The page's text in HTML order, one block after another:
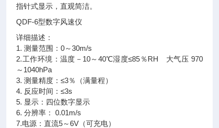
指针式显示，直观简洁。
QDF-6型数字风速仪
详细描述：
1. 测量范围：0～30m/s
2.工作环境：温度－10～40℃湿度≤85％RH 大气压 970
～1040hPa
3. 测量精度：≤3％（满量程）
4. 反应时间：≤3s
5. 显示：四位数字显示
6. 分辨率： 0.01m/s
7.电源：直流5～6V（可充电）